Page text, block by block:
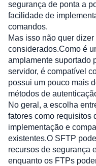
segurança de ponta a
facilidade de
comandos.
Mas isso não quer
considerados.Como é
amplamente suportado
servidor, é compatível
possui um pouco mais
métodos de
No geral, a escolha
fatores como requisitos
implementação e
existentes.O SFTP
recursos de segurança
enquanto os FTPs